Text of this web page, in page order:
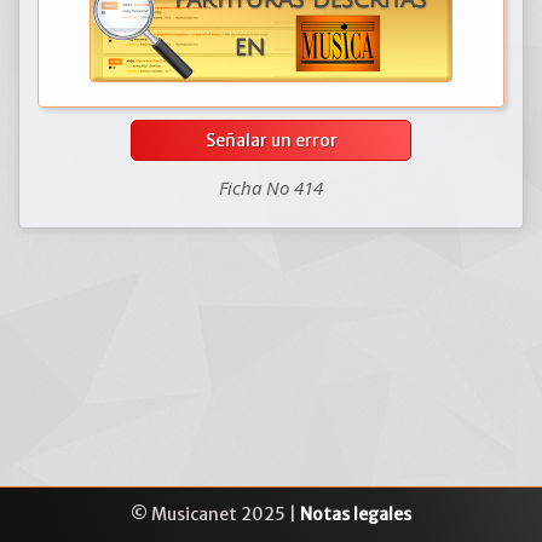
Señalar un error
Ficha No 414
© Musicanet 2025 | Notas legales